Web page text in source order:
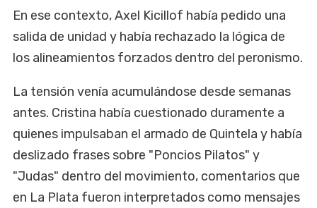
En ese contexto, Axel Kicillof había pedido una
salida de unidad y había rechazado la lógica de
los alineamientos forzados dentro del peronismo.
La tensión venía acumulándose desde semanas
antes. Cristina había cuestionado duramente a
quienes impulsaban el armado de Quintela y había
deslizado frases sobre "Poncios Pilatos" y
"Judas" dentro del movimiento, comentarios que
en La Plata fueron interpretados como mensajes